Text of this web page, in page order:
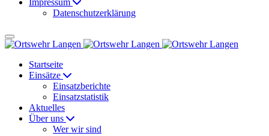
Impressum
Datenschutzerklärung
Startseite
Einsätze
Einsatzberichte
Einsatzstatistik
Aktuelles
Über uns
Wer wir sind